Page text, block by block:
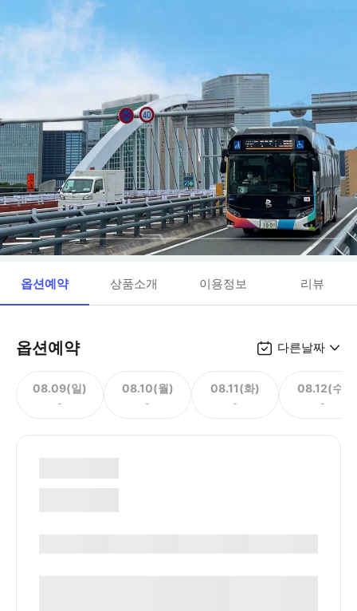
옵션예약 상품소개 이용정보 리뷰
옵션예약 다른날짜
08.09(일)
-
08.10(월)
-
08.11(화)
-
08.12(수)
-